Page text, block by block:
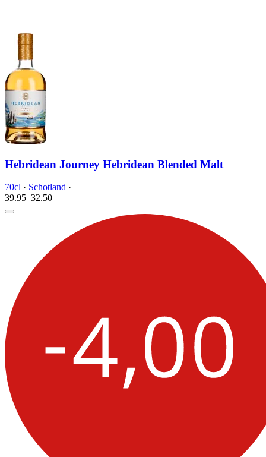
Hebridean Journey Hebridean Blended Malt
70cl · Schotland ·
39.95 32.50